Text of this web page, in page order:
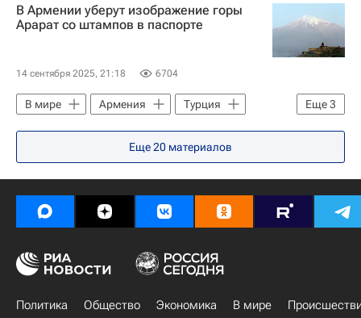
Левон Тер-Петросян
Владимир Путин
В Армении уберут изображение горы
Арарат со штампов в паспорте
14 сентября 2025, 21:18 6704
Еще3
В мире Армения
Турция
Азербайджан
Никол Пашинян
Еще20 материалов
Политика Общество Экономика В мире